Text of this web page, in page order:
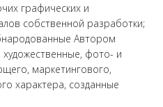
графических и
собственной разработки;
Автором
художественные, фото- и
маркетингового,
характера, созданные